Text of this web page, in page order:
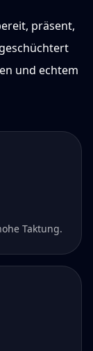
präsent,
und echtem
Taktung.